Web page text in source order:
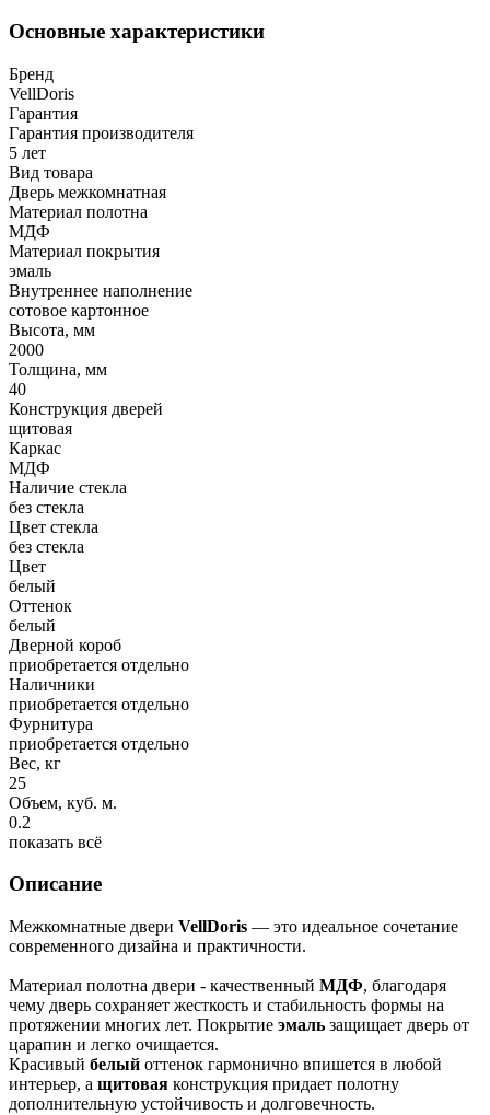
Основные характеристики
Бренд
VellDoris
Гарантия
Гарантия производителя
5 лет
Вид товара
Дверь межкомнатная
Материал полотна
МДФ
Материал покрытия
эмаль
Внутреннее наполнение
сотовое картонное
Высота, мм
2000
Толщина, мм
40
Конструкция дверей
щитовая
Каркас
МДФ
Наличие стекла
без стекла
Цвет стекла
без стекла
Цвет
белый
Оттенок
белый
Дверной короб
приобретается отдельно
Наличники
приобретается отдельно
Фурнитура
приобретается отдельно
Вес, кг
25
Объем, куб. м.
0.2
показать всё
Описание
Межкомнатные двери VellDoris — это идеальное сочетание
современного дизайна и практичности.
Материал полотна двери - качественный МДФ, благодаря
чему дверь сохраняет жесткость и стабильность формы на
протяжении многих лет. Покрытие эмаль защищает дверь от
царапин и легко очищается.
Красивый белый оттенок гармонично впишется в любой
интерьер, а щитовая конструкция придает полотну
дополнительную устойчивость и долговечность.